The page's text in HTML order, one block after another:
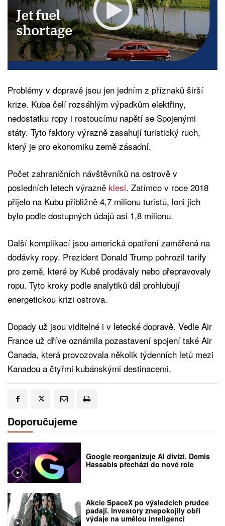
Problémy v dopravě jsou jen jedním z příznaků širší
krize. Kuba čelí rozsáhlým výpadkům elektřiny,
nedostatku ropy i rostoucímu napětí se Spojenými
státy. Tyto faktory výrazně zasahují turistický ruch,
který je pro ekonomiku země zásadní.
Počet zahraničních návštěvníků na ostrově v
posledních letech výrazně klesl. Zatímco v roce 2018
přijelo na Kubu přibližně 4,7 milionu turistů, loni jich
bylo podle dostupných údajů asi 1,8 milionu.
Další komplikací jsou americká opatření zaměřená na
dodávky ropy. Prezident Donald Trump pohrozil tarify
pro země, které by Kubě prodávaly nebo přepravovaly
ropu. Tyto kroky podle analytiků dál prohlubují
energetickou krizi ostrova.
Dopady už jsou viditelné i v letecké dopravě. Vedle Air
France už dříve oznámila pozastavení spojení také Air
Canada, která provozovala několik týdenních letů mezi
Kanadou a čtyřmi kubánskými destinacemi.
Doporučujeme
Google reorganizuje AI divizi. Demis
Hassabis přechází do nové role
Akcie SpaceX po výsledcích prudce
padají. Investory znepokojily obří
výdaje na umělou inteligenci